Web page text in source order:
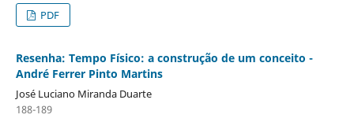
PDF
Resenha: Tempo Físico: a construção de um conceito -
André Ferrer Pinto Martins
José Luciano Miranda Duarte
188-189